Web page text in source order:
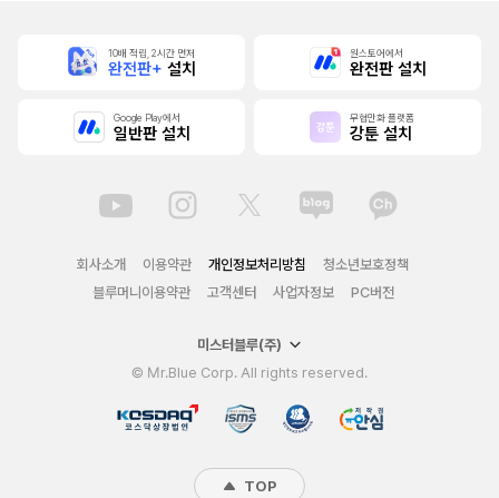
10배 적립, 2시간 먼저
완전판+ 설치
원스토어에서
완전판 설치
Google Play에서
일반판 설치
무협만화 플랫폼
강툰 설치
회사소개 이용약관 개인정보처리방침
청소년보호정책
블루머니이용약관
고객센터 사업자정보 PC버전
미스터블루(주)
© Mr.Blue Corp. All rights reserved.
TOP